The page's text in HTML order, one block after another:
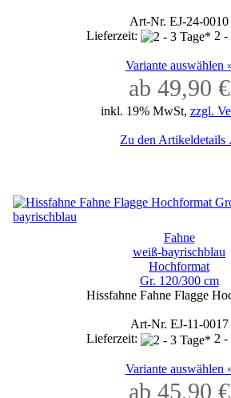
Art-Nr. EJ-24-0010
Lieferzeit:
2 -
Variante auswählen
ab 49,90 €
inkl. 19% MwSt, zzgl.
Zu den Artikeldetails
Fahne
weiß-bayrischblau
Hochformat
Gr. 120/300 cm
Hissfahne Fahne Flagge
Art-Nr. EJ-11-0017
Lieferzeit:
2 -
Variante auswählen
ab 45,90 €